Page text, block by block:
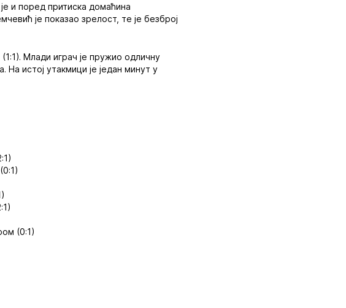
и поред притиска домаћина
је показао зрелост, те је безброј
Млади играч је пружио одличну
На истој утакмици је један минут у
(0:1)